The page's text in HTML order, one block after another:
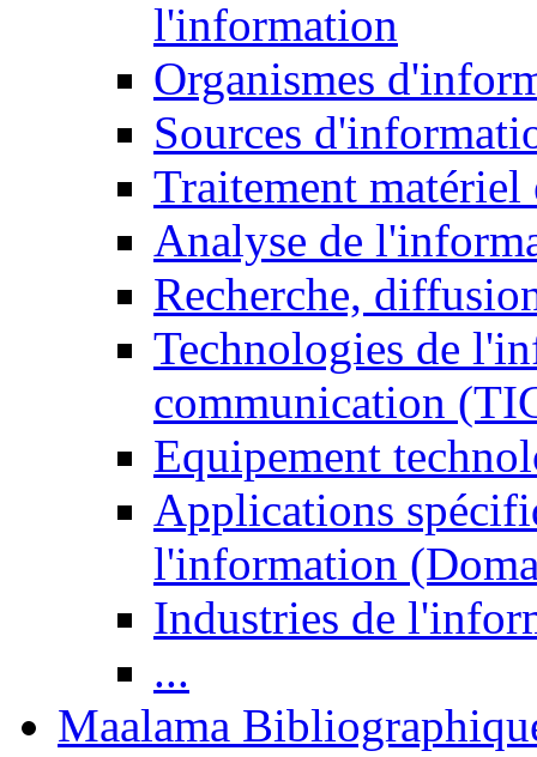
l'information
Organismes
Sources
Traitement matériel
Analyse de
Recherche,
Technologies de
communication
Equipement
Applications
l'information
Industries de
...
Maalama